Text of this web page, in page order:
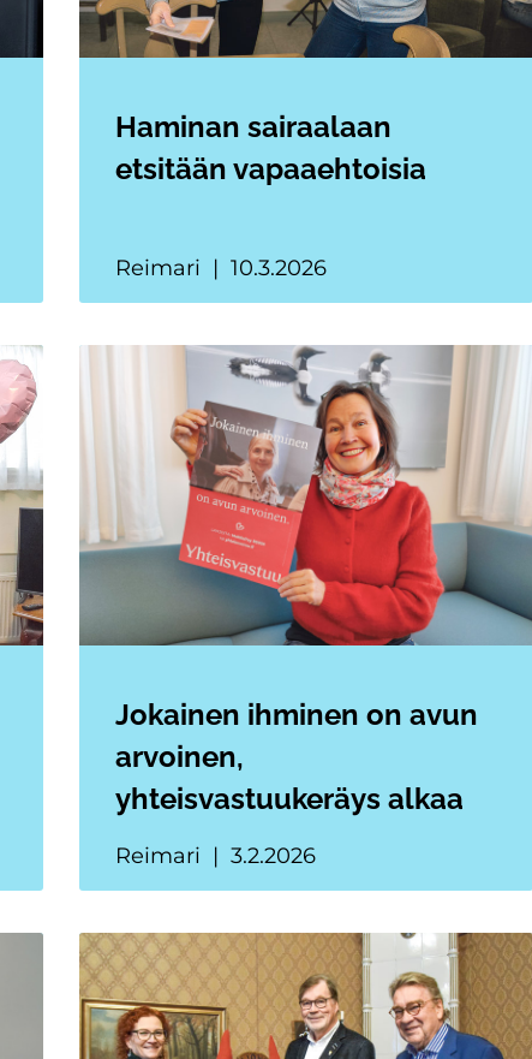
Haminan sairaalaan
etsitään vapaaehtoisia
Reimari 10.3.2026
Jokainen ihminen on avun
arvoinen,
yhteisvastuukeräys alkaa
Reimari 3.2.2026